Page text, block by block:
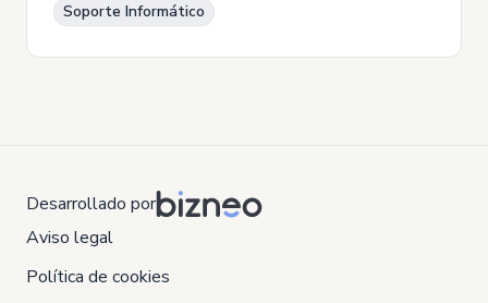
Soporte Informático
Desarrollado por
Aviso legal
Política de cookies